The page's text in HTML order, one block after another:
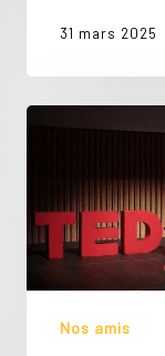
31 mars 2025
Mike
Gem
Nos amis